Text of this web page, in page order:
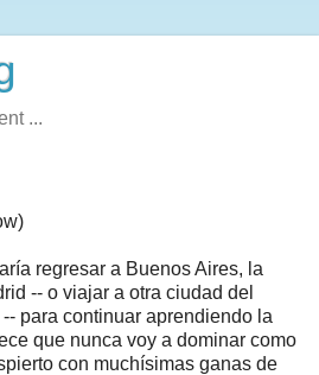
...
regresar a Buenos Aires, la
-- o viajar a otra ciudad del
para continuar aprendiendo la
que nunca voy a dominar como
con muchísimas ganas de